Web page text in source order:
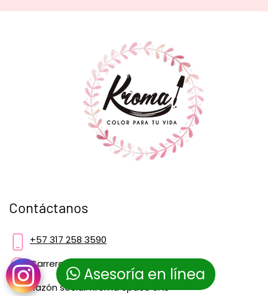
Asesoría en línea
Contáctanos
+57 317 258 3590
Carrera 73 c #3a 03, Bogotá
Razón social: Kroma Space SAS